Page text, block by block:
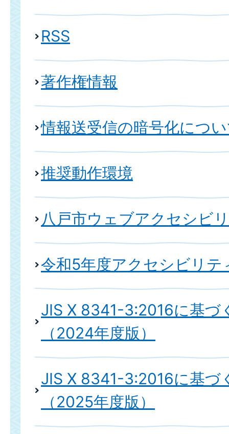
RSS
著作権情報
情報送受信の暗号化につ
推奨動作環境
八戸市ウェブアクセシビ
令和5年度アクセシビリテ
JIS X 8341-3:2016に基づ
（2024年度版）
JIS X 8341-3:2016に基づ
（2025年度版）